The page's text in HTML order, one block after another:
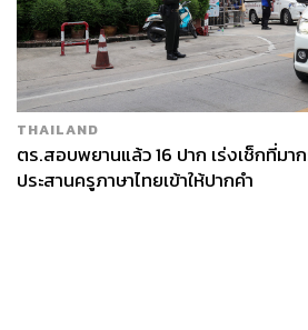
THAILAND
ตร.สอบพยานแล้ว 16 ปาก เร่งเช็กที่มา
ประสานครูภาษาไทยเข้าให้ปากคำ